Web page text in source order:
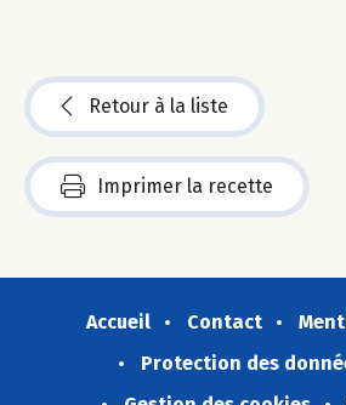
Retour à la liste
Imprimer la recette
Accueil Contact
Protection des